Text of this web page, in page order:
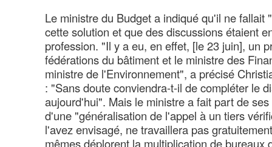
Le ministre du Budget a indiqué qu'il ne fallait
cette solution et que des discussions étaient
profession. "Il y a eu, en effet, [le 23 juin], un
fédérations du bâtiment et le ministre des
ministre de l'Environnement", a précisé
: "Sans doute conviendra-t-il de compléter le
aujourd'hui". Mais le ministre a fait part de
d'une "généralisation de l'appel à un tiers
l'avez envisagé, ne travaillera pas
mêmes déplorent la multiplication de bureaux